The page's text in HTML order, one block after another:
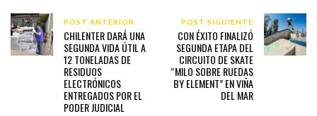
POST ANTERIOR
CHILENTER DARÁ UNA
SEGUNDA VIDA ÚTIL A
12 TONELADAS DE
RESIDUOS
ELECTRÓNICOS
ENTREGADOS POR EL
PODER JUDICIAL
POST SIGUIENTE
CON ÉXITO FINALIZÓ
SEGUNDA ETAPA DEL
CIRCUITO DE SKATE
“MILO SOBRE RUEDAS
BY ELEMENT” EN VIÑA
DEL MAR